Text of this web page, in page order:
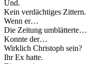
Und.
Kein verdächtiges Zittern.
Wenn er…
Die Zeitung umblätterte…
Konnte der…
Wirklich Christoph sein?
Ihr Ex hatte.